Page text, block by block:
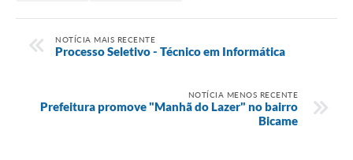
NOTÍCIA MAIS RECENTE
Processo Seletivo - Técnico em Informática
NOTÍCIA MENOS RECENTE
Prefeitura promove "Manhã do Lazer" no bairro
Bicame